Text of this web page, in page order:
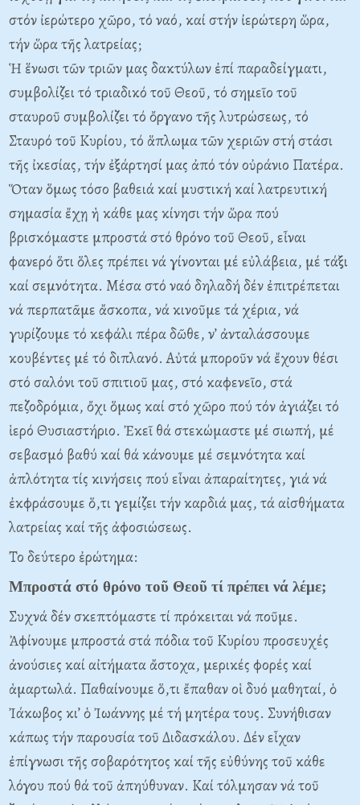
στόν ἰερώτερο χῶρο, τό ναό, καί στήν ἰερώτερη ὥρα,
τήν ὥρα τῆς λατρείας;
Ἡ ἕνωσι τῶν τριῶν μας δακτύλων ἐπί παραδείγματι,
συμβολίζει τό τριαδικό τοῦ Θεοῦ, τό σημεῖο τοῦ
σταυροῦ συμβολίζει τό ὄργανο τῆς λυτρώσεως, τό
Σταυρό τοῦ Κυρίου, τό ἅπλωμα τῶν χεριῶν στή στάσι
τῆς ἰκεσίας, τήν ἐξάρτησί μας ἀπό τόν οὐράνιο Πατέρα.
Ὅταν ὅμως τόσο βαθειά καί μυστική καί λατρευτική
σημασία ἔχῃ ἡ κάθε μας κίνησι τήν ὥρα πού
βρισκόμαστε μπροστά στό θρόνο τοῦ Θεοῦ, εἶναι
φανερό ὅτι ὅλες πρέπει νά γίνονται μέ εὐλάβεια, μέ τάξι
καί σεμνότητα. Μέσα στό ναό δηλαδή δέν ἐπιτρέπεται
νά περπατᾶμε ἄσκοπα, νά κινοῦμε τά χέρια, νά
γυρίζουμε τό κεφάλι πέρα δῶθε, ν’ ἀνταλάσσουμε
κουβέντες μέ τό διπλανό. Αὐτά μποροῦν νά ἔχουν θέσι
στό σαλόνι τοῦ σπιτιοῦ μας, στό καφενεῖο, στά
πεζοδρόμια, ὄχι ὅμως καί στό χῶρο πού τόν ἁγιάζει τό
ἱερό Θυσιαστήριο. Ἐκεῖ θά στεκώμαστε μέ σιωπή, μέ
σεβασμό βαθύ καί θά κάνουμε μέ σεμνότητα καί
ἁπλότητα τίς κινήσεις πού εἶναι ἀπαραίτητες, γιά νά
ἐκφράσουμε ὅ,τι γεμίζει τήν καρδιά μας, τά αἰσθήματα
λατρείας καί τῆς ἀφοσιώσεως.
Το δεύτερο ἐρώτημα:
Μπροστά στό θρόνο τοῦ Θεοῦ τί πρέπει νά λέμε;
Συχνά δέν σκεπτόμαστε τί πρόκειται νά ποῦμε.
Ἀφίνουμε μπροστά στά πόδια τοῦ Κυρίου προσευχές
ἀνούσιες καί αἰτήματα ἄστοχα, μερικές φορές καί
ἁμαρτωλά. Παθαίνουμε ὅ,τι ἔπαθαν οἱ δυό μαθηταί, ὁ
Ἰάκωβος κι’ ὁ Ἰωάννης μέ τή μητέρα τους. Συνήθισαν
κάπως τήν παρουσία τοῦ Διδασκάλου. Δέν εἶχαν
ἐπίγνωσι τῆς σοβαρότητος καί τῆς εὐθύνης τοῦ κάθε
λόγου πού θά τοῦ ἀπηύθυναν. Καί τόλμησαν νά τοῦ